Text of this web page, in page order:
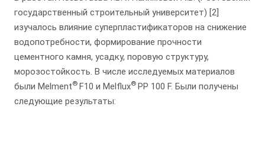
государственный строительный университет) [2]
изучалось влияние суперпластификаторов на снижение
водопотребности, формирование прочности
цементного камня, усадку, поровую структуру,
морозостойкость. В числе исследуемых материалов
были Melment® F10 и Melflux® PP 100 F. Были получены
следующие результаты: